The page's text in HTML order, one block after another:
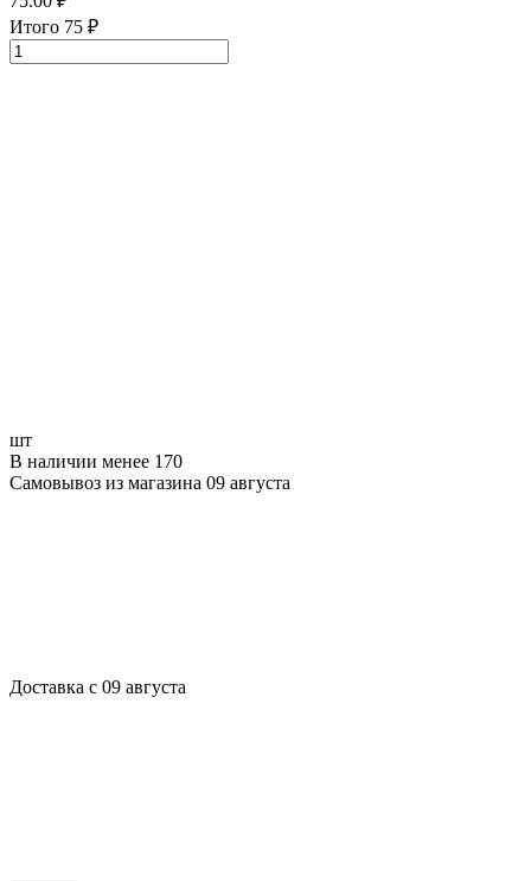
Итого 75 ₽
шт
В наличии менее 170
Самовывоз из магазина 09 августа
Доставка с 09 августа